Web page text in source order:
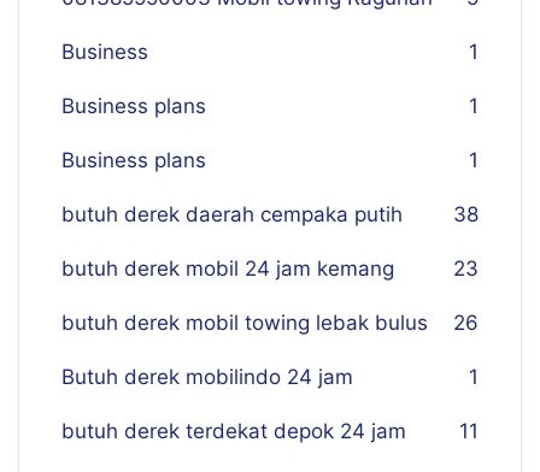
Business 1
Business plans 1
Business plans 1
butuh derek daerah cempaka putih 38
butuh derek mobil 24 jam kemang 23
butuh derek mobil towing lebak bulus 26
Butuh derek mobilindo 24 jam 1
butuh derek terdekat depok 24 jam 11